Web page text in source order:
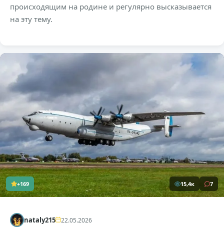
происходящим на родине и регулярно высказывается
на эту тему.
+169 15,4к 7
nataly215 22.05.2026